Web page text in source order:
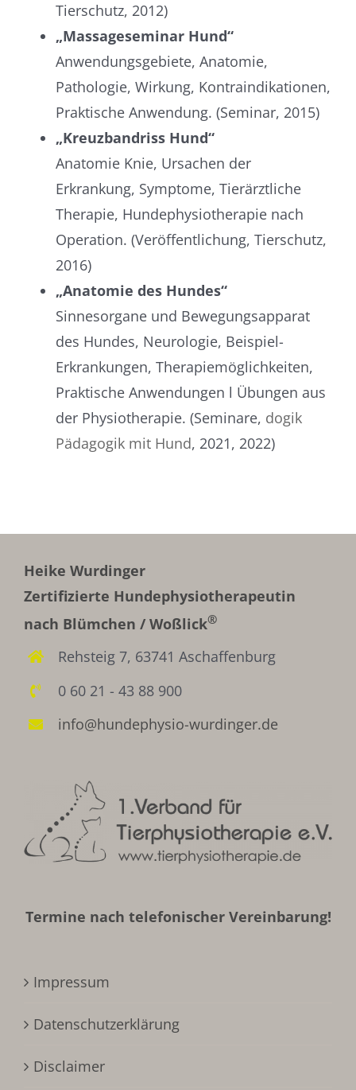
Tierschutz, 2012)
„Massageseminar Hund“
Anwendungsgebiete, Anatomie,
Pathologie, Wirkung, Kontra­indikationen,
Praktische Anwendung. (Seminar, 2015)
„Kreuzbandriss Hund“
Anatomie Knie, Ursachen der
Erkrankung, Symptome, Tierärztliche
Therapie, Hunde­physio­therapie nach
Operation. (Veröffentlichung, Tierschutz,
2016)
„Anatomie des Hundes“
Sinnesorgane und Bewegungsapparat
des Hundes, Neurologie, Beispiel-
Erkrankungen, Therapie­möglichkeiten,
Praktische Anwendungen l Übungen aus
der Physiotherapie. (Seminare, dogik
Pädagogik mit Hund, 2021, 2022)
Heike Wurdinger
Zertifizierte Hundephysiotherapeutin
nach Blümchen / Woßlick®
Rehsteig 7, 63741 Aschaffenburg
0 60 21 - 43 88 900
info@hundephysio-wurdinger.de
Termine nach telefonischer Vereinbarung!
Impressum
Datenschutzerklärung
Disclaimer